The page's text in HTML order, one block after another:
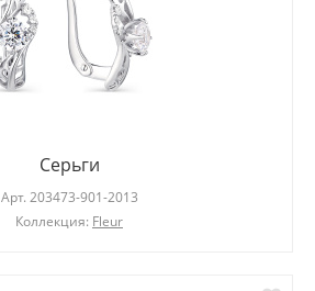
Серьги
Арт. 203473-901-2013
Коллекция: Fleur